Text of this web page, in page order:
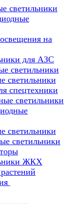
светильники
на
для АЗС
светильники
светильники
спецтехники
светильники
светильники
светильники
ЖКХ